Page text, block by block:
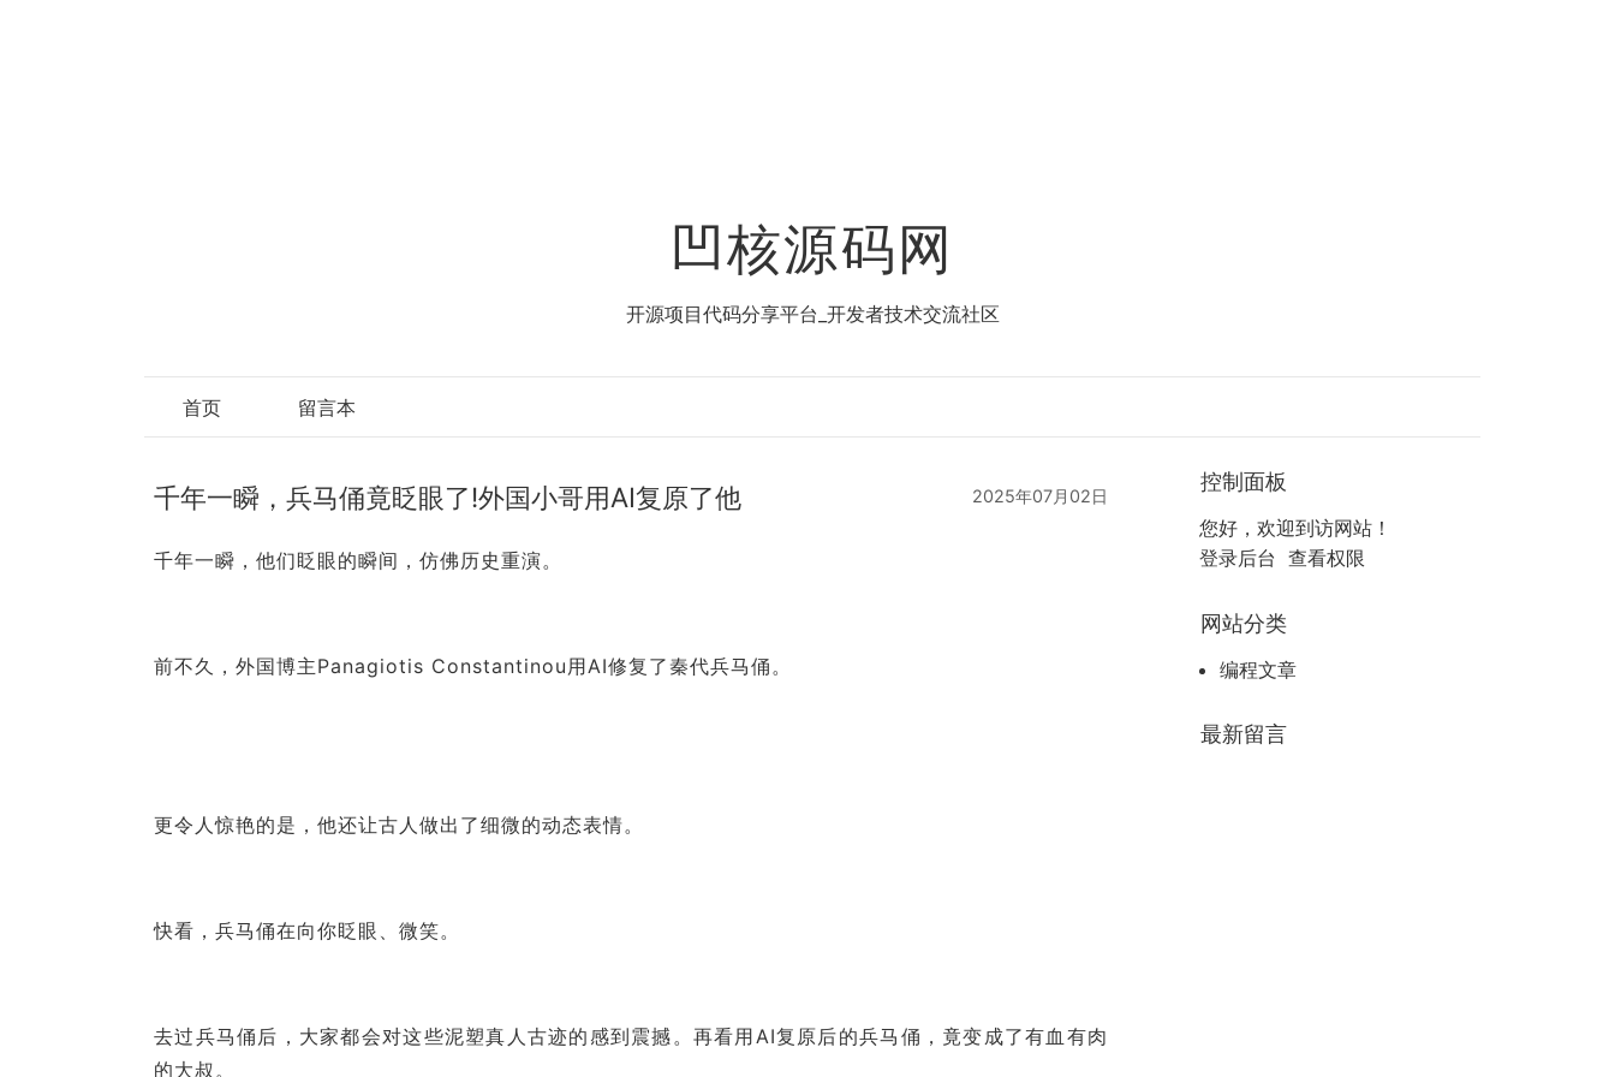
凹核源码网
开源项目代码分享平台_开发者技术交流社区
首页 留言本
2025年07月02日
千年一瞬，兵马俑竟眨眼了!外国小哥用AI复原了他
千年一瞬，他们眨眼的瞬间，仿佛历史重演。
前不久，外国博主Panagiotis Constantinou用AI修复了秦代兵马俑。
更令人惊艳的是，他还让古人做出了细微的动态表情。
快看，兵马俑在向你眨眼、微笑。
去过兵马俑后，大家都会对这些泥塑真人古迹的感到震撼。再看用AI复原后的兵马俑，竟变成了有血有肉
的大叔。
控制面板
您好，欢迎到访网站！
登录后台 查看权限
网站分类
编程文章
最新留言